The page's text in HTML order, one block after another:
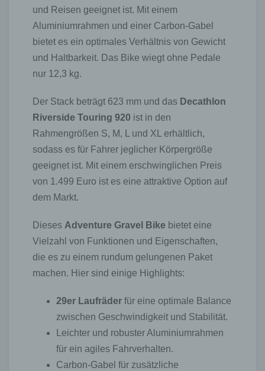
und Reisen geeignet ist. Mit einem
Aluminiumrahmen und einer Carbon-Gabel
bietet es ein optimales Verhältnis von Gewicht
und Haltbarkeit. Das Bike wiegt ohne Pedale
nur 12,3 kg.
Der Stack beträgt 623 mm und das Decathlon
Riverside Touring 920 ist in den
Rahmengrößen S, M, L und XL erhältlich,
sodass es für Fahrer jeglicher Körpergröße
geeignet ist. Mit einem erschwinglichen Preis
von 1.499 Euro ist es eine attraktive Option auf
dem Markt.
Dieses Adventure Gravel Bike bietet eine
Vielzahl von Funktionen und Eigenschaften,
die es zu einem rundum gelungenen Paket
machen. Hier sind einige Highlights:
29er Laufräder für eine optimale Balance
zwischen Geschwindigkeit und Stabilität.
Leichter und robuster Aluminiumrahmen
für ein agiles Fahrverhalten.
Carbon-Gabel für zusätzliche